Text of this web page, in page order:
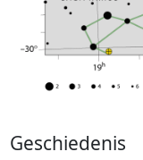
Geschiedenis